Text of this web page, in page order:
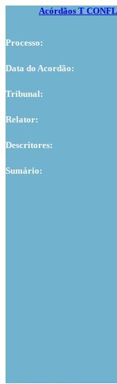
Acórdãos T
Processo:
Data do Acordão:
Tribunal:
Relator:
Descritores:
Sumário: